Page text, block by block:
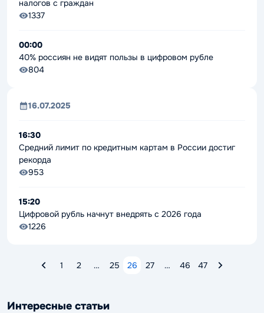
налогов с граждан
1337
00:00
40% россиян не видят пользы в цифровом рубле
804
16.07.2025
16:30
Средний лимит по кредитным картам в России достиг
рекорда
953
15:20
Цифровой рубль начнут внедрять с 2026 года
1226
1 2 … 25 26 27 … 46 47
Интересные статьи